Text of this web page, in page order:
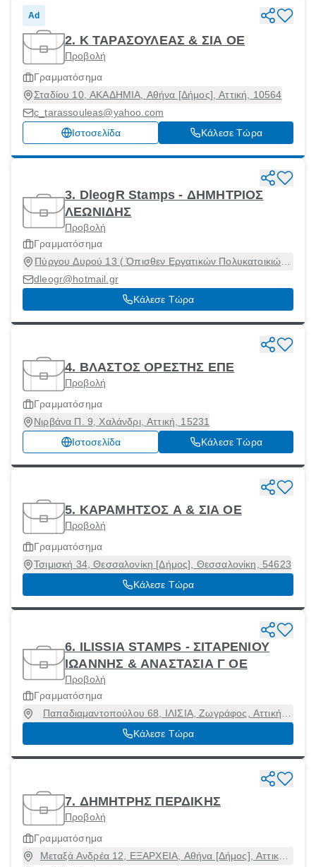
Ad
2. Κ ΤΑΡΑΣΟΥΛΕΑΣ & ΣΙΑ ΟΕ
Προβολή
Γραμματόσημα
Σταδίου 10, ΑΚΑΔΗΜΙΑ, Αθήνα [Δήμος], Αττική, 10564
c_tarassouleas@yahoo.com
Ιστοσελίδα
Κάλεσε Τώρα
3. DleogR Stamps - ΔΗΜΗΤΡΙΟΣ
ΛΕΩΝΙΔΗΣ
Προβολή
Γραμματόσημα
Πύργου Δυρού 13 ( Όπισθεν Εργατικών Πολυκατοικιών )
13, Περιστέρι, Αττική, 12134
dleogr@hotmail.gr
Κάλεσε Τώρα
4. ΒΛΑΣΤΟΣ ΟΡΕΣΤΗΣ ΕΠΕ
Προβολή
Γραμματόσημα
Νιρβάνα Π. 9, Χαλάνδρι, Αττική, 15231
Ιστοσελίδα
Κάλεσε Τώρα
5. ΚΑΡΑΜΗΤΣΟΣ A & ΣΙΑ ΟΕ
Προβολή
Γραμματόσημα
Τσιμισκή 34, Θεσσαλονίκη [Δήμος], Θεσσαλονίκη, 54623
Κάλεσε Τώρα
6. ILISSIA STAMPS - ΣΙΤΑΡΕΝΙΟΥ
ΙΩΑΝΝΗΣ & ΑΝΑΣΤΑΣΙΑ Γ ΟΕ
Προβολή
Γραμματόσημα
Παπαδιαμαντοπούλου 68, ΙΛΙΣΙΑ, Ζωγράφος, Αττική,
11527
Κάλεσε Τώρα
7. ΔΗΜΗΤΡΗΣ ΠΕΡΔΙΚΗΣ
Προβολή
Γραμματόσημα
Μεταξά Ανδρέα 12, ΕΞΑΡΧΕΙΑ, Αθήνα [Δήμος], Αττική,